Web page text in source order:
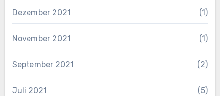
Dezember 2021 (1)
November 2021 (1)
September 2021 (2)
Juli 2021 (5)